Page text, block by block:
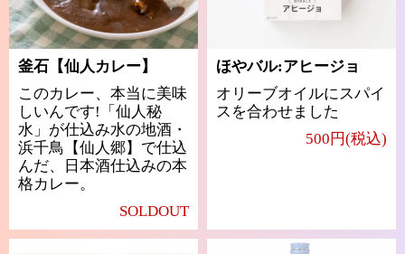
釜石【仙人カレー】
このカレー、本当に美味
しいんです!「仙人秘
水」が仕込み水の地酒・
浜千鳥【仙人郷】で仕込
んだ、日本酒仕込みの本
格カレー。
SOLDOUT
ほやバル:アヒージョ
オリーブオイルにスパイ
スを合わせました
500円(税込)